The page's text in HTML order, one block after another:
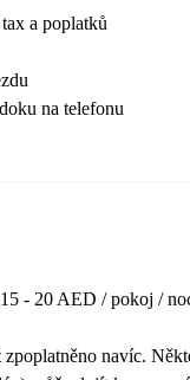
a poplatků
na telefonu
- 20 AED / pokoj /
navíc.